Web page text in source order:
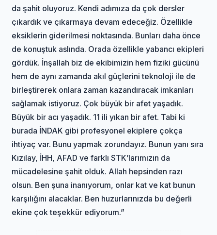
da şahit oluyoruz. Kendi adımıza da çok dersler
çıkardık ve çıkarmaya devam edeceğiz. Özellikle
eksiklerin giderilmesi noktasında. Bunları daha önce
de konuştuk aslında. Orada özellikle yabancı ekipleri
gördük. İnşallah biz de ekibimizin hem fiziki gücünü
hem de aynı zamanda akıl güçlerini teknoloji ile de
birleştirerek onlara zaman kazandıracak imkanları
sağlamak istiyoruz. Çok büyük bir afet yaşadık.
Büyük bir acı yaşadık. 11 ili yıkan bir afet. Tabi ki
burada İNDAK gibi profesyonel ekiplere çokça
ihtiyaç var. Bunu yapmak zorundayız. Bunun yanı sıra
Kızılay, İHH, AFAD ve farklı STK’larımızın da
mücadelesine şahit olduk. Allah hepsinden razı
olsun. Ben şuna inanıyorum, onlar kat ve kat bunun
karşılığını alacaklar. Ben huzurlarınızda bu değerli
ekine çok teşekkür ediyorum.”